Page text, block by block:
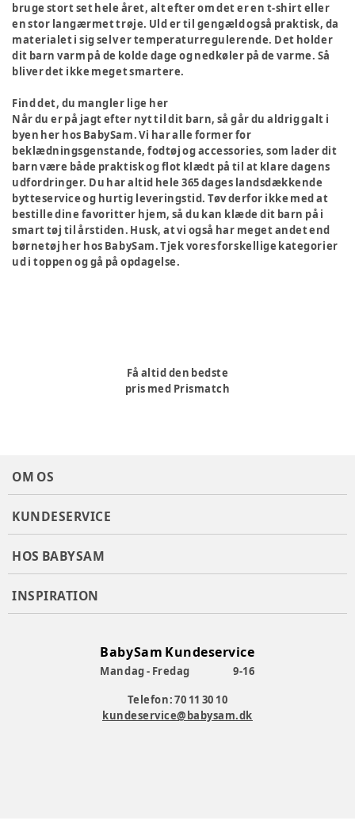
bruge stort set hele året, alt efter om det er en t-shirt eller
en stor langærmet trøje. Uld er til gengæld også praktisk, da
materialet i sig selv er temperaturregulerende. Det holder
dit barn varm på de kolde dage og nedkøler på de varme. Så
bliver det ikke meget smartere.
Find det, du mangler lige her
Når du er på jagt efter nyt til dit barn, så går du aldrig galt i
byen her hos BabySam. Vi har alle former for
beklædningsgenstande, fodtøj og accessories, som lader dit
barn være både praktisk og flot klædt på til at klare dagens
udfordringer. Du har altid hele 365 dages landsdækkende
bytteservice og hurtig leveringstid. Tøv derfor ikke med at
bestille dine favoritter hjem, så du kan klæde dit barn på i
smart tøj til årstiden. Husk, at vi også har meget andet end
børnetøj her hos BabySam. Tjek vores forskellige kategorier
ud i toppen og gå på opdagelse.
Få altid den bedste
pris med Prismatch
OM OS
KUNDESERVICE
HOS BABYSAM
INSPIRATION
BabySam Kundeservice
Mandag - Fredag
9-16
Telefon: 70 11 30 10
kundeservice@babysam.dk